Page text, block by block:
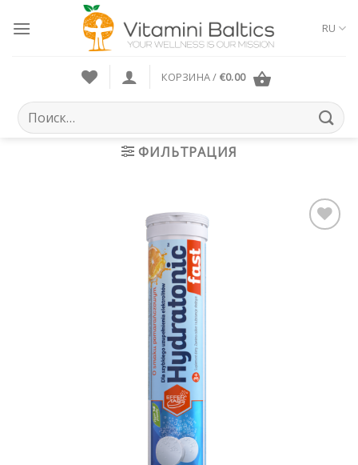
RU
КОРЗИНА / €0.00
Искать:
ФИЛЬТРАЦИЯ